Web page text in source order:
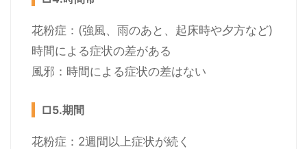
花粉症：(強風、雨のあと、起床時や夕方など)
時間による症状の差がある
風邪：時間による症状の差はない
□5.期間
花粉症：2週間以上症状が続く